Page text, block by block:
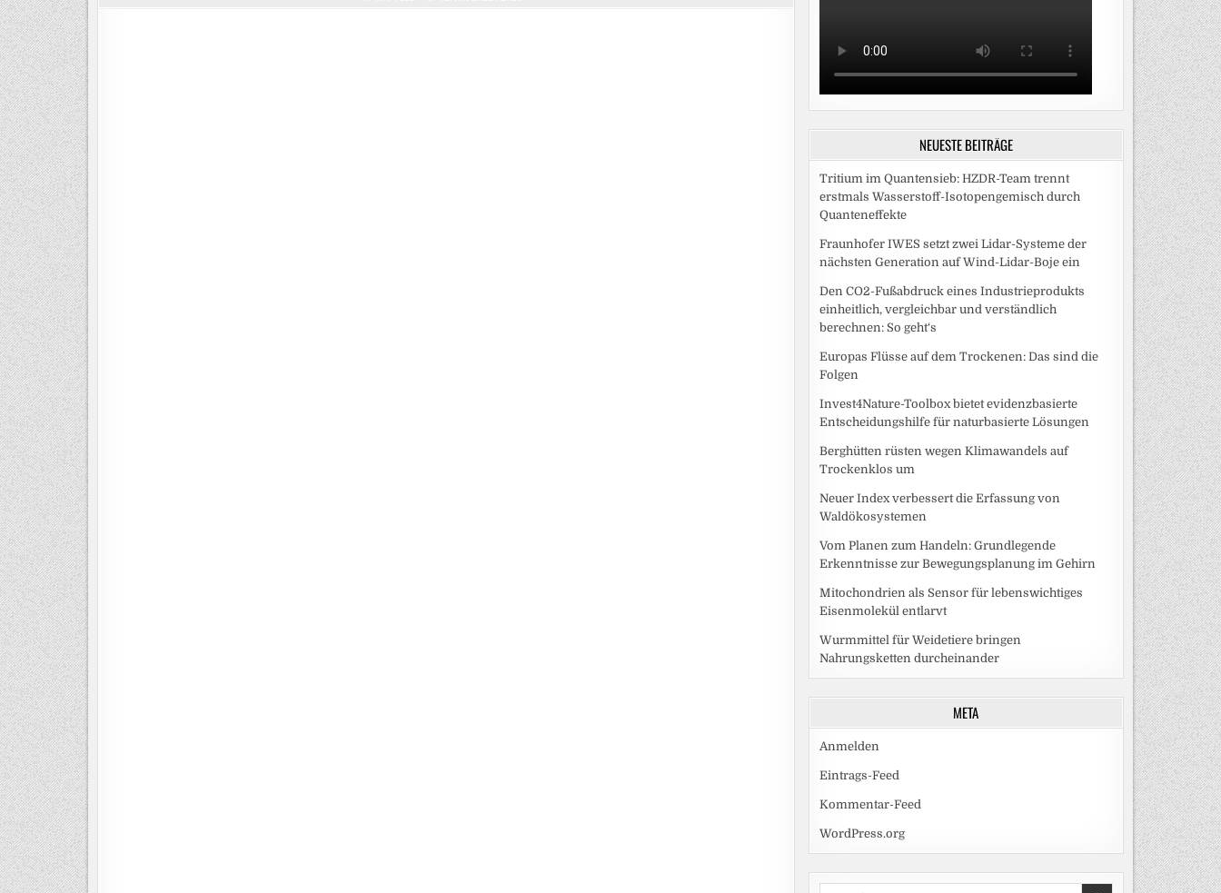
NEUESTE BEITRÄGE
Tritium im Quantensieb: HZDR-Team trennt
erstmals Wasserstoff-Isotopengemisch durch
Quanteneffekte
Fraunhofer IWES setzt zwei Lidar-Systeme der
nächsten Generation auf Wind-Lidar-Boje ein
Den CO2-Fußabdruck eines Industrieprodukts
einheitlich, vergleichbar und verständlich
berechnen: So geht‘s
Europas Flüsse auf dem Trockenen: Das sind die
Folgen
Invest4Nature-Toolbox bietet evidenzbasierte
Entscheidungshilfe für naturbasierte Lösungen
Berghütten rüsten wegen Klimawandels auf
Trockenklos um
Neuer Index verbessert die Erfassung von
Waldökosystemen
Vom Planen zum Handeln: Grundlegende
Erkenntnisse zur Bewegungsplanung im Gehirn
Mitochondrien als Sensor für lebenswichtiges
Eisenmolekül entlarvt
Wurmmittel für Weidetiere bringen
Nahrungsketten durcheinander
META
Anmelden
Eintrags-Feed
Kommentar-Feed
WordPress.org